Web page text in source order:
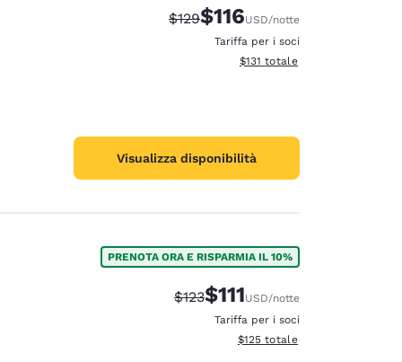
Tariffa di barratura:
$129Tariffa scontata:
$116USD/notte
Tariffa per i soci
Visualizza i dettagli totali
$131 totale
Visualizza disponibilità
PRENOTA ORA E RISPARMIA IL 10%
Tariffa di barratura:
$123Tariffa scontata:
$111USD/notte
Tariffa per i soci
Visualizza i dettagli totali
$125 totale